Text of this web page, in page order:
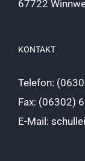
67722
KONTAKT
Telefon:
Fax: (06302)
E-Mail: